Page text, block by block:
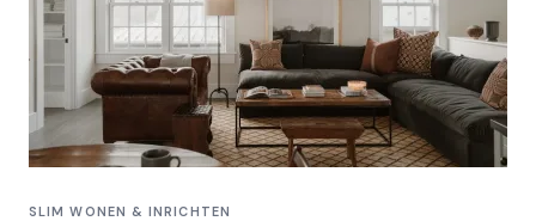
SLIM WONEN & INRICHTEN